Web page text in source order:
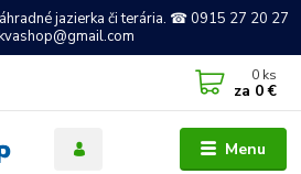
jazierka či terária. ☎ 0915 27 20 27
Menu
0 ks
za 0 €